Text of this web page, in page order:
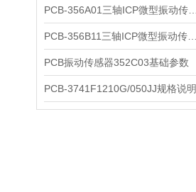
PCB振动传感器352C03基础参数
PCB-3741F1210G/050JJ规格说明